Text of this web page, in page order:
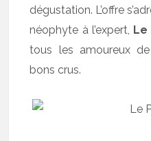
dégustation. L’offre
néophyte à l’expert, Le
tous les amoureux
bons crus.